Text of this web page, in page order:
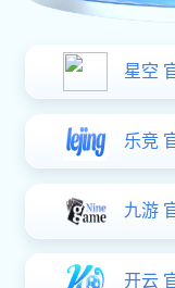
数据转换器
触觉反馈
MCU
计算机及周边
电池电量监测